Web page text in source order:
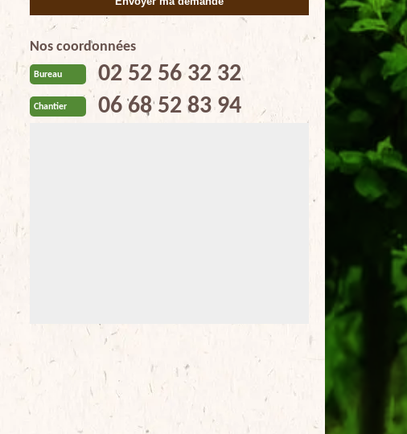
Nos coordonnées
Bureau 02 52 56 32 32
Chantier 06 68 52 83 94